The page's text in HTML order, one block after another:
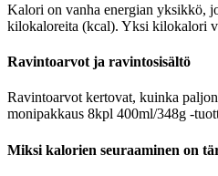
Kalori on vanha energian yksikkö,
kilokaloreita (kcal). Yksi kilokalori
Ravintoarvot ja ravintosisältö
Ravintoarvot kertovat, kuinka
monipakkaus 8kpl 400ml/348g -
Miksi kalorien seuraaminen on